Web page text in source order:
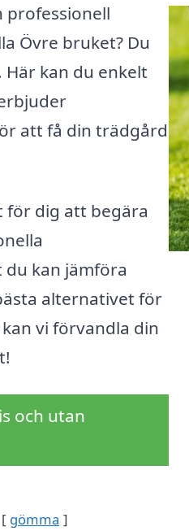
professionell
Övre bruket? Du
kan du enkelt
att få din trädgård
dig att begära
kan jämföra
alternativet för
vi förvandla din
och utan
gömma